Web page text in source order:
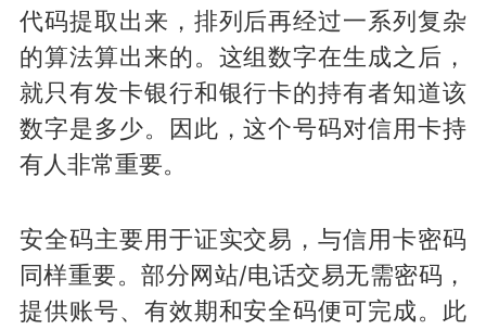
代码提取出来，排列后再经过一系列复杂
的算法算出来的。这组数字在生成之后，
就只有发卡银行和银行卡的持有者知道该
数字是多少。因此，这个号码对信用卡持
有人非常重要。
安全码主要用于证实交易，与信用卡密码
同样重要。部分网站/电话交易无需密码，
提供账号、有效期和安全码便可完成。此